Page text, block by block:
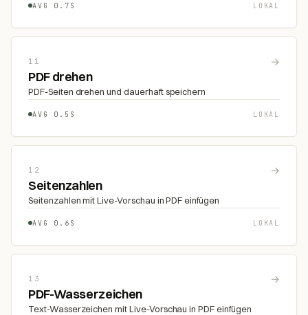
AVG 0.7S LOKAL
11 →
PDF drehen
PDF-Seiten drehen und dauerhaft speichern
AVG 0.5S LOKAL
12 →
Seitenzahlen
Seitenzahlen mit Live-Vorschau in PDF einfügen
AVG 0.6S LOKAL
13 →
PDF-Wasserzeichen
Text-Wasserzeichen mit Live-Vorschau in PDF einfügen